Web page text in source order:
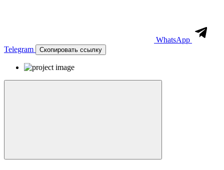
WhatsApp
Telegram
Скопировать ссылку